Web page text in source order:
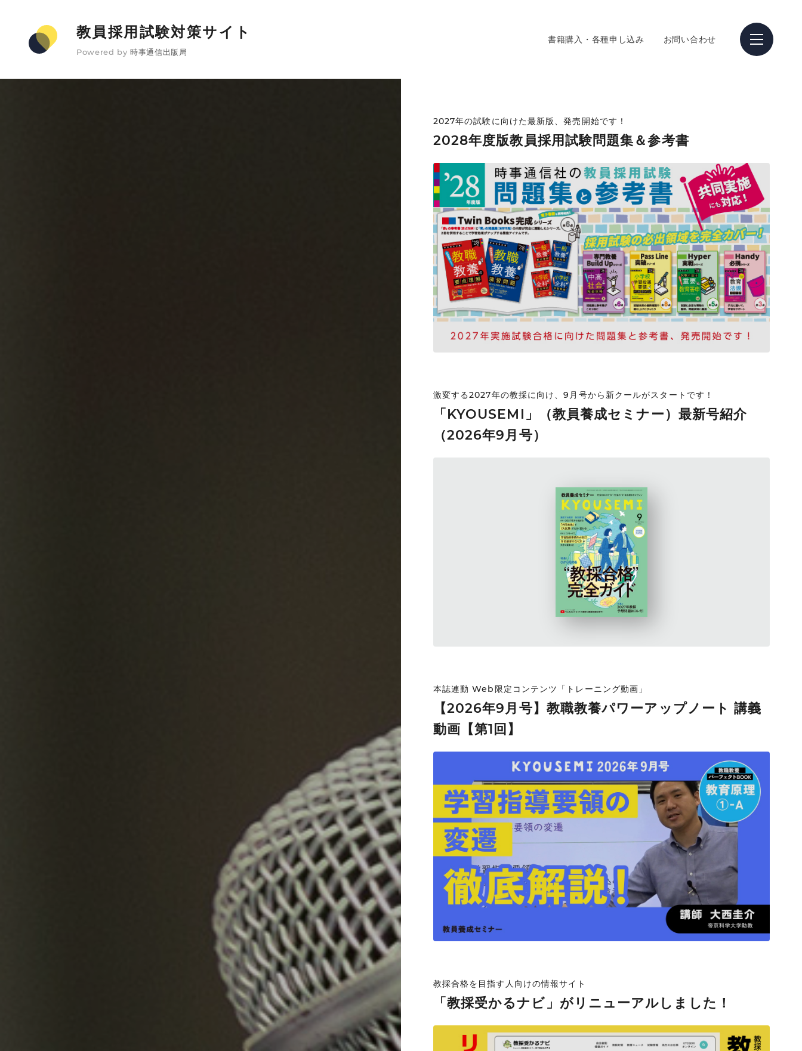
教員採用試験対策サイト
Powered by 時事通信出版局
書籍購入・各種申し込み お問い合わせ
2027年の試験に向けた最新版、発売開始です！
2028年度版教員採用試験問題集＆参考書
激変する2027年の教採に向け、9月号から新クールがスタートです！
「KYOUSEMI」（教員養成セミナー）最新号紹介
（2026年9月号）
本誌連動 Web限定コンテンツ「トレーニング動画」
【2026年9月号】教職教養パワーアップノート 講義
動画【第1回】
教採合格を目指す人向けの情報サイト
「教採受かるナビ」がリニューアルしました！